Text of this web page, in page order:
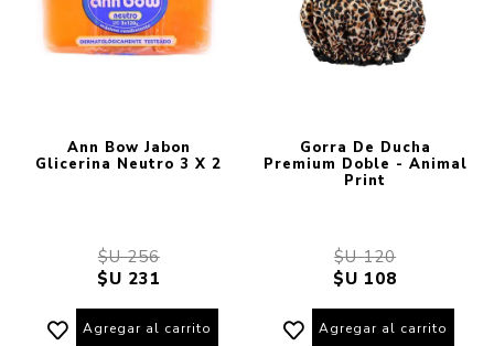
Ann Bow Jabon
Glicerina Neutro 3 X 2
$U 256
$U 231
Agregar al carrito
Gorra De Ducha
Premium Doble - Animal
Print
$U 120
$U 108
Agregar al carrito